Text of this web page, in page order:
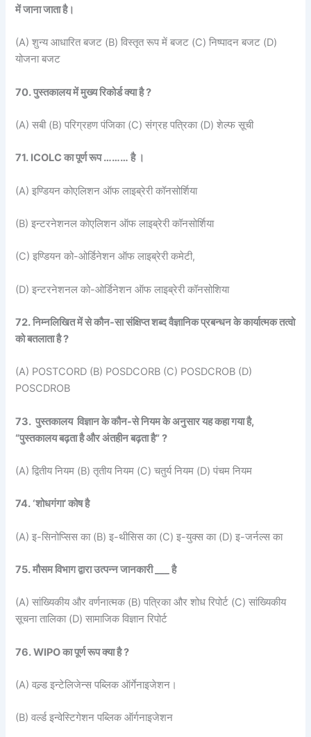
में जाना जाता है।
(A) शुन्य आधारित बजट (B) विस्तृत रूप में बजट (C) निष्पादन बजट (D)
योजना बजट
70. पुस्तकालय में मुख्य रिकोर्ड क्या है ?
(A) सबी (B) परिग्रहण पंजिका (C) संग्रह पत्रिका (D) शेल्फ सूची
71. ICOLC का पूर्ण रूप ……… है ।
(A) इण्डियन कोएलिशन ऑफ लाइब्रेरी कॉनसोर्शिया
(B) इन्टरनेशनल कोएलिशन ऑफ लाइब्रेरी कॉनसोर्शिया
(C) इण्डियन को-ओर्डिनेशन ऑफ लाइब्रेरी कमेटी,
(D) इन्टरनेशनल को-ओर्डिनेशन ऑफ लाइब्रेरी कॉनसोशिया
72. निम्नलिखित में से कौन-सा संक्षिप्त शब्द वैज्ञानिक प्रबन्धन के कार्यात्मक तत्वो
को बतलाता है ?
(A) POSTCORD (B) POSDCORB (C) POSDCROB (D)
POSCDROB
73. पुस्तकालय विज्ञान के कौन-से नियम के अनुसार यह कहा गया है,
“पुस्तकालय बढ़ता है और अंतहीन बढ़ता है” ?
(A) द्वितीय नियम (B) तृतीय नियम (C) चतुर्य नियम (D) पंचम नियम
74. ‘शोधगंगा’ कोष है
(A) इ-सिनोप्सिस का (B) इ-थीसिस का (C) इ-युक्स का (D) इ-जर्नल्स का
75. मौसम विभाग द्वारा उत्पन्न जानकारी ___ है
(A) सांख्यिकीय और वर्णनात्मक (B) पत्रिका और शोध रिपोर्ट (C) सांख्यिकीय
सूचना तालिका (D) सामाजिक विज्ञान रिपोर्ट
76. WIPO का पूर्ण रूप क्या है ?
(A) वल्र्ड इन्टेलिजेन्स पब्लिक ऑर्गेनाइजेशन।
(B) वर्ल्ड इन्वेस्टिगेशन पब्लिक ऑर्गनाइजेशन